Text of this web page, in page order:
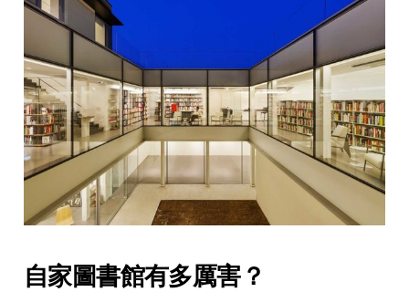
自家圖書館有多厲害？